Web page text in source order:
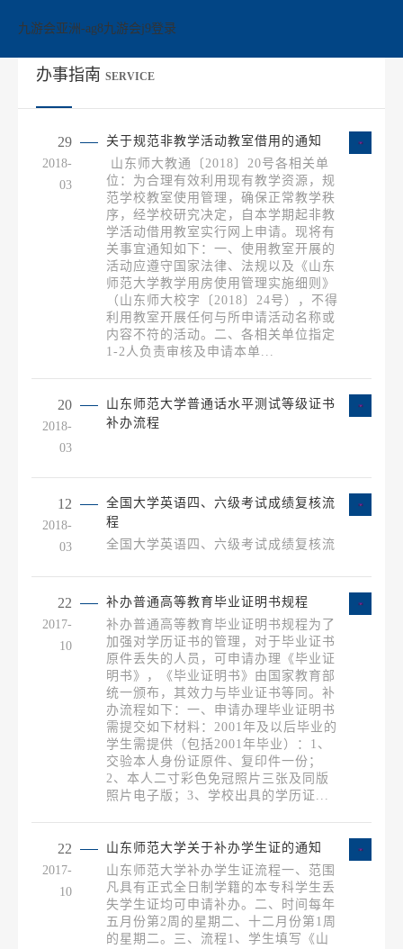
办事指南-九游会亚洲
九游会亚洲-ag8九游会j9登录
办事指南 SERVICE
29
2018-
03
关于规范非教学活动教室借用的通知
山东师大教通〔2018〕20号各相关单
位：为合理有效利用现有教学资源，规
范学校教室使用管理，确保正常教学秩
序，经学校研究决定，自本学期起非教
学活动借用教室实行网上申请。现将有
关事宜通知如下：一、使用教室开展的
活动应遵守国家法律、法规以及《山东
师范大学教学用房使用管理实施细则》
（山东师大校字〔2018〕24号），不得
利用教室开展任何与所申请活动名称或
内容不符的活动。二、各相关单位指定
1-2人负责审核及申请本单...
20
2018-
03
山东师范大学普通话水平测试等级证书
补办流程
12
2018-
03
全国大学英语四、六级考试成绩复核流
程
​全国大学英语四、六级考试成绩复核流
22
2017-
10
补办普通高等教育毕业证明书规程
补办普通高等教育毕业证明书规程为了
加强对学历证书的管理，对于毕业证书
原件丢失的人员，可申请办理《毕业证
明书》，《毕业证明书》由国家教育部
统一颁布，其效力与毕业证书等同。补
办流程如下：一、申请办理毕业证明书
需提交如下材料：2001年及以后毕业的
学生需提供（包括2001年毕业）：1、
交验本人身份证原件、复印件一份；
2、本人二寸彩色免冠照片三张及同版
照片电子版；3、学校出具的学历证...
22
2017-
10
山东师范大学关于补办学生证的通知
山东师范大学补办学生证流程一、范围
凡具有正式全日制学籍的本专科学生丢
失学生证均可申请补办。二、时间每年
五月份第2周的星期二、十二月份第1周
的星期二。三、流程1、学生填写《山